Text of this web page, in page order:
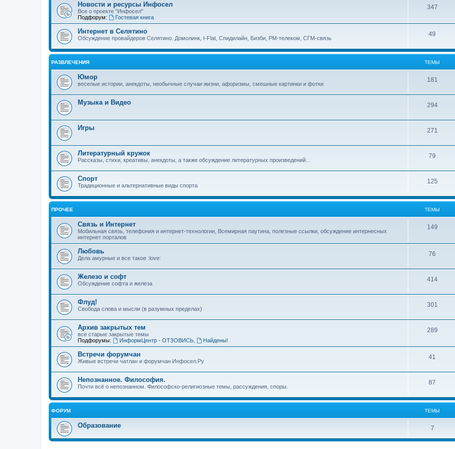
Новости и ресурсы Инфосел
Все о проекте "Инфосел"
Подфорум:
Гостевая книга
347
Интернет в Селятино
Обсуждение провайдеров Селятино. Домолинк, I-Flat, Спидилайн, Бизби, РМ-телеком, СГМ-связь
49
РАЗВЛЕЧЕНИЯ ТЕМЫ
Юмор
веселые истории, анекдоты, необычные случаи жизни, афоризмы, смешные картинки и фотки
181
Музыка и Видео 294
Игры 271
Литературный кружок
Рассказы, стихи, креативы, анекдоты, а также обсуждение литературных произведений...
79
Спорт
Традиционные и альтернативные виды спорта
125
ПРОЧЕЕ ТЕМЫ
Связь и Интернет
Мобильная связь, телефония и интернет-технологии, Всемирная паутина, полезные ссылки, обсуждение интернесных
интернет порталов
149
Любовь
Дела амурные и все такое :love:
76
Железо и софт
Обсуждение софта и железа
414
Флуд!
Свобода слова и мысли (в разумных пределах)
301
Архив закрытых тем
все старые закрытые темы
Подфорумы:
ИнформЦентр - ОТЗОВИСЬ, Найдены!
289
Встречи форумчан
Живые встречи чатлан и форумчан Инфосел.Ру
41
Непознанное. Философия.
Почти всё о непознанном. Философско-религиозные темы, рассуждения, споры.
87
ФОРУМ ТЕМЫ
Образование 7